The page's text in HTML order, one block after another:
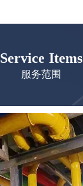
Service Items
服务范围